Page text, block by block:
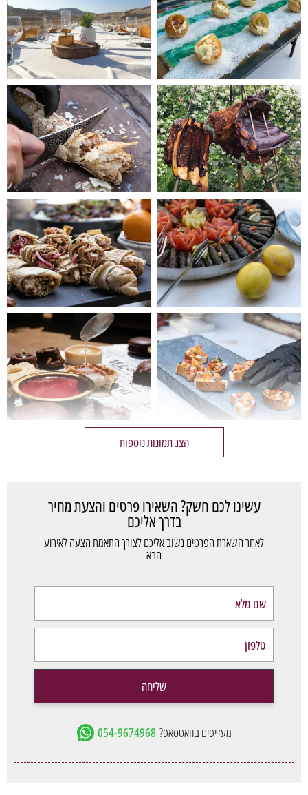
הצג תמונות נוספות
עשינו לכם חשק? השאירו פרטים והצעת מחיר
בדרך אליכם
לאחר השארת הפרטים נשוב אליכם לצורך התאמת הצעה לאירוע
הבא
שליחה
מעדיפים בוואטסאפ? 054-9674968